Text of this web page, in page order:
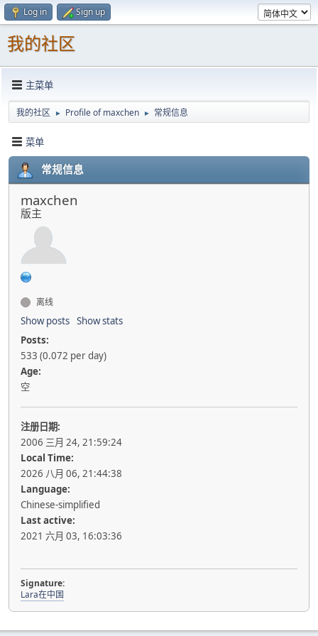
Log in Sign up
我的社区
主菜单
我的社区 ► Profile of maxchen ► 常规信息
菜单
常规信息
maxchen
版主
离线
Show posts Show stats
Posts:
533 (0.072 per day)
Age:
空
注册日期:
2006 三月 24, 21:59:24
Local Time:
2026 八月 06, 21:44:38
Language:
Chinese-simplified
Last active:
2021 六月 03, 16:03:36
Signature:
Lara在中国